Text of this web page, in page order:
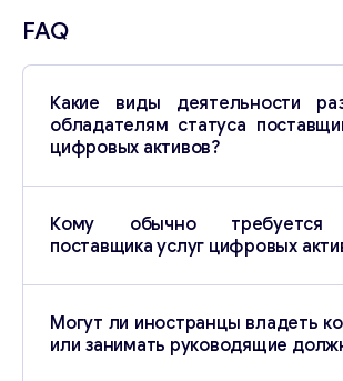
FAQ
Какие виды деятельности
обладателям статуса
цифровых активов?
Кому обычно требуется
поставщика услуг цифровых
Могут ли иностранцы владеть
или занимать руководящие